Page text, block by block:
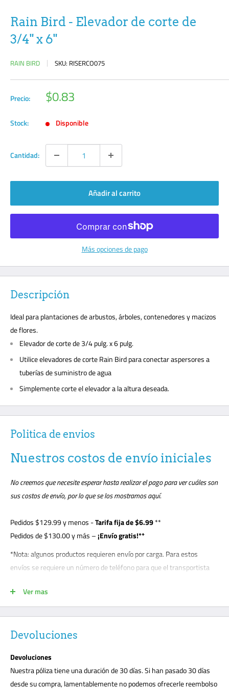
Rain Bird - Elevador de corte de
3/4" x 6"
RAIN BIRD SKU: RISERCO075
Precio: Precio
de
venta
$0.83
Stock: Disponible
Cantidad:
Añadir al carrito
Más opciones de pago
Descripción
Ideal para plantaciones de arbustos, árboles, contenedores y macizos
de flores.
Elevador de corte de 3/4 pulg. x 6 pulg.
Utilice elevadores de corte Rain Bird para conectar aspersores a
tuberías de suministro de agua
Simplemente corte el elevador a la altura deseada.
Politica de envios
Nuestros costos de envío iniciales
No creemos que necesite esperar hasta realizar el pago para ver cuáles son
sus costos de envío, por lo que se los mostramos aquí.
Pedidos $129.99y menos -Tarifa fija de $6.99**
Pedidos de $130.00 y más –¡Envío gratis!**
*Nota: algunos productos requieren envío por carga. Para estos
envíos se requiere un número de teléfono para que el transportista
la entrega de descarga y es responsable de anotar cualquier daño en
el conocimiento de embarque. Los envíos de carga se realizan en la
acera; esta es una práctica de carga estándar con todos los
transportistas. Los clientes deberán descargar su paquete o solicitar
su paquete a la puerta principal como la entrega tradicional de UPS o
FedEx. Marque todos los daños inmediatamente o cualquier daño
Ver mas
Devoluciones
Devoluciones
Nuestra póliza tiene una duración de 30 días. Si han pasado 30 días
desde su compra, lamentablemente no podemos ofrecerle reembolso